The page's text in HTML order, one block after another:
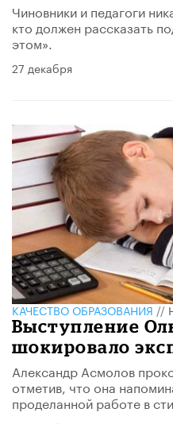
Чиновники и педагоги
кто должен рассказать
этом».
27 декабря
КАЧЕСТВО ОБРАЗОВАНИЯ//
Выступление
шокировало
Александр Асмолов
отметив, что она
проделанной работе в